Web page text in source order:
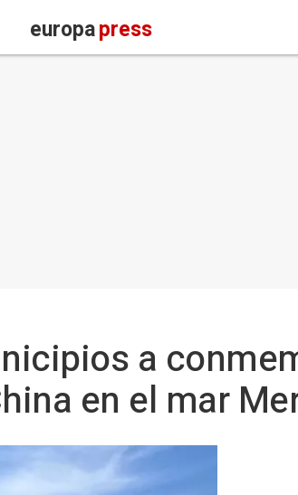
europapress
a
en el mar